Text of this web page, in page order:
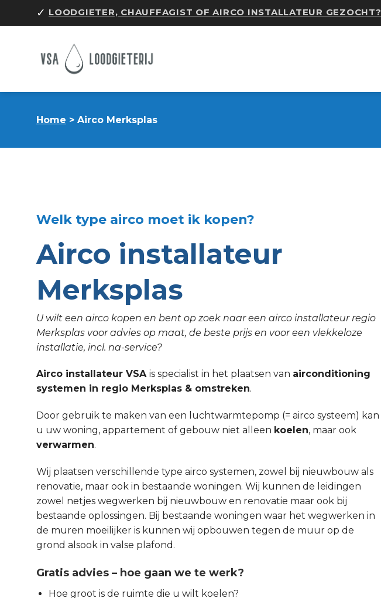
✓ LOODGIETER, CHAUFFAGIST OF AIRCO INSTALLATEUR GEZOCHT?
Home > Airco Merksplas
Welk type airco moet ik kopen?
Airco installateur
Merksplas
U wilt een airco kopen en bent op zoek naar een airco installateur regio
Merksplas voor advies op maat, de beste prijs en voor een vlekkeloze
installatie, incl. na-service?
Airco installateur VSA is specialist in het plaatsen van airconditioning
systemen in regio Merksplas & omstreken.
Door gebruik te maken van een luchtwarmtepomp (= airco systeem) kan
u uw woning, appartement of gebouw niet alleen koelen, maar ook
verwarmen.
Wij plaatsen verschillende type airco systemen, zowel bij nieuwbouw als
renovatie, maar ook in bestaande woningen. Wij kunnen de leidingen
zowel netjes wegwerken bij nieuwbouw en renovatie maar ook bij
bestaande oplossingen. Bij bestaande woningen waar het wegwerken in
de muren moeilijker is kunnen wij opbouwen tegen de muur op de
grond alsook in valse plafond.
Gratis advies – hoe gaan we te werk?
Hoe groot is de ruimte die u wilt koelen?